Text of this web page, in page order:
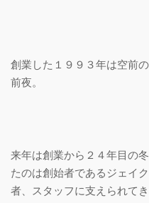
創業した１９９３年は空前
前夜。
来年は創業から２４年目の
たのは創始者であるジェイ
者、スタッフに支えられてき